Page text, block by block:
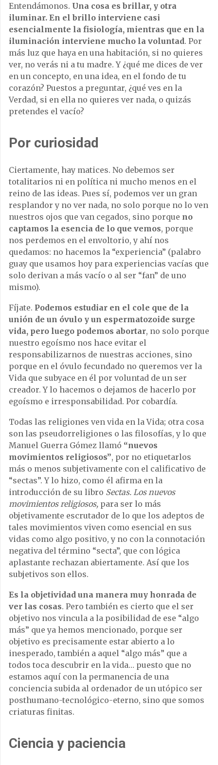
Entendámonos. Una cosa es brillar, y otra
iluminar. En el brillo interviene casi
esencialmente la fisiología, mientras que en la
iluminación interviene mucho la voluntad. Por
más luz que haya en una habitación, si no quieres
ver, no verás ni a tu madre. Y ¿qué me dices de ver
en un concepto, en una idea, en el fondo de tu
corazón? Puestos a preguntar, ¿qué ves en la
Verdad, si en ella no quieres ver nada, o quizás
pretendes el vacío?
Por curiosidad
Ciertamente, hay matices. No debemos ser
totalitarios ni en política ni mucho menos en el
reino de las ideas. Pues sí, podemos ver un gran
resplandor y no ver nada, no solo porque no lo ven
nuestros ojos que van cegados, sino porque no
captamos la esencia de lo que vemos, porque
nos perdemos en el envoltorio, y ahí nos
quedamos: no hacemos la “experiencia” (palabro
guay que usamos hoy para experiencias vacías que
solo derivan a más vacío o al ser “fan” de uno
mismo).
Fíjate. Podemos estudiar en el cole que de la
unión de un óvulo y un espermatozoide surge
vida, pero luego podemos abortar, no solo porque
nuestro egoísmo nos hace evitar el
responsabilizarnos de nuestras acciones, sino
porque en el óvulo fecundado no queremos ver la
Vida que subyace en él por voluntad de un ser
creador. Y lo hacemos o dejamos de hacerlo por
egoísmo e irresponsabilidad. Por cobardía.
Todas las religiones ven vida en la Vida; otra cosa
son las pseudorreligiones o las filosofías, y lo que
Manuel Guerra Gómez llamó “nuevos
movimientos religiosos”, por no etiquetarlos
más o menos subjetivamente con el calificativo de
“sectas”. Y lo hizo, como él afirma en la
introducción de su libro Sectas. Los nuevos
movimientos religiosos, para ser lo más
objetivamente escrutador de lo que los adeptos de
tales movimientos viven como esencial en sus
vidas como algo positivo, y no con la connotación
negativa del término “secta”, que con lógica
aplastante rechazan abiertamente. Así que los
subjetivos son ellos.
Es la objetividad una manera muy honrada de
ver las cosas. Pero también es cierto que el ser
objetivo nos vincula a la posibilidad de ese “algo
más” que ya hemos mencionado, porque ser
objetivo es precisamente estar abierto a lo
inesperado, también a aquel “algo más” que a
todos toca descubrir en la vida… puesto que no
estamos aquí con la permanencia de una
conciencia subida al ordenador de un utópico ser
posthumano-tecnológico-eterno, sino que somos
criaturas finitas.
Ciencia y paciencia